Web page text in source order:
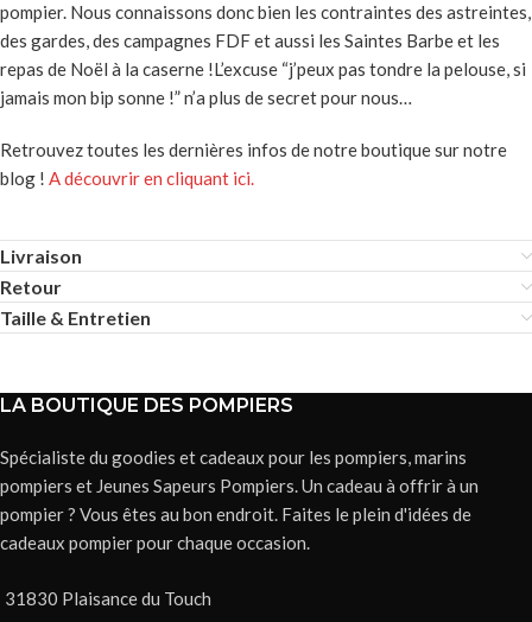
pompier. Nous connaissons donc bien les contraintes des astreintes,
des gardes, des campagnes FDF et aussi les Saintes Barbe et les
repas de Noël à la caserne !L’excuse “j’peux pas tondre la pelouse, si
jamais mon bip sonne !” n’a plus de secret pour nous…
Retrouvez toutes les dernières infos de notre boutique sur notre
blog ! A découvrir en cliquant ici.
Livraison
Retour
Taille & Entretien
LA BOUTIQUE DES POMPIERS
Spécialiste du goodies et cadeaux pour les pompiers, marins
pompiers et Jeunes Sapeurs Pompiers. Un cadeau à offrir à un
pompier ? Vous êtes au bon endroit. Faites le plein d'idées de
cadeaux pompier pour chaque occasion.
31830 Plaisance du Touch